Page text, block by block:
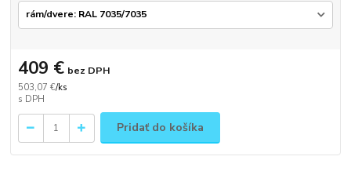
503,07 €/ks
409 € bez DPH
Pridať do košíka